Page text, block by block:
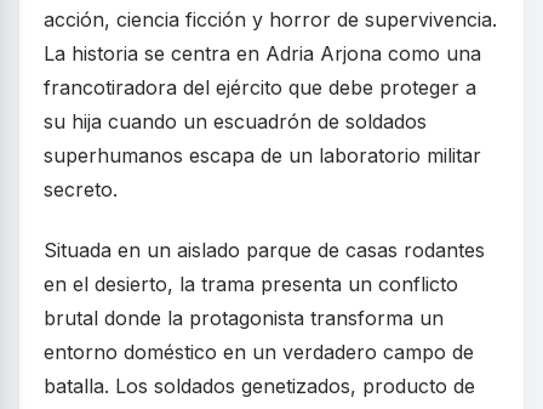
acción, ciencia ficción y horror de supervivencia.
La historia se centra en Adria Arjona como una
francotiradora del ejército que debe proteger a
su hija cuando un escuadrón de soldados
superhumanos escapa de un laboratorio militar
secreto.
Situada en un aislado parque de casas rodantes
en el desierto, la trama presenta un conflicto
brutal donde la protagonista transforma un
entorno doméstico en un verdadero campo de
batalla. Los soldados genetizados, producto de